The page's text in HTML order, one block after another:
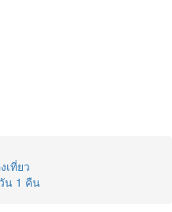
เที่ยว
น 1 คืน